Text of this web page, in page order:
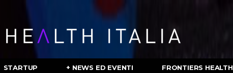
STARTUP + NEWS ED EVENTI FRONTIERS HEALTH